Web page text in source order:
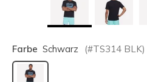
Farbe Schwarz (#TS314 BLK)